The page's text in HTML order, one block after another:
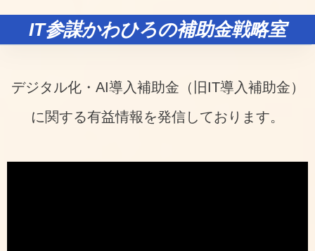
IT参謀かわひろの補助金戦略室
デジタル化・AI導入補助金（旧IT導入補助金）
に関する有益情報を発信しております。